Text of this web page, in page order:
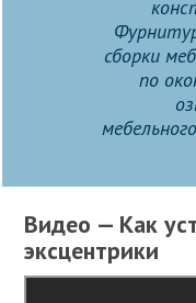
сборки
по
Видео — Как
эксцентрики